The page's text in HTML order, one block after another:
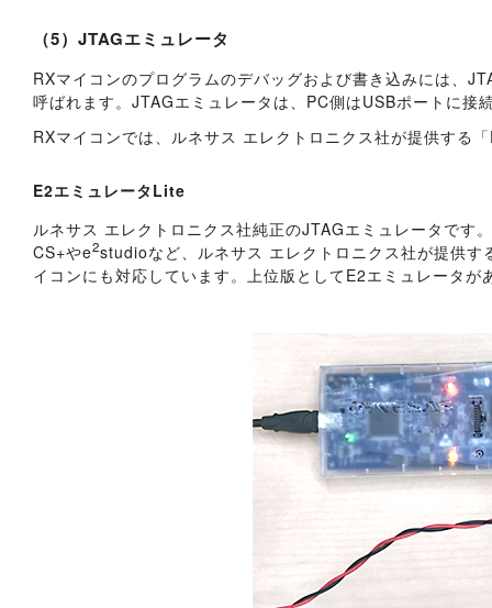
（5）JTAGエミュレータ
RXマイコンのプログラムのデバッグおよび書き込みには、
呼ばれます。JTAGエミュレータは、PC側はUSBポートに
RXマイコンでは、ルネサス エレクトロニクス社が提供する
E2エミュレータLite
ルネサス エレクトロニクス社純正のJTAGエミュレータです。
CS+やe2studioなど、ルネサス エレクトロニクス社が提供
イコンにも対応しています。上位版としてE2エミュレータが